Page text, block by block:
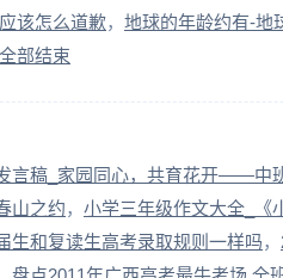
该怎么道歉
地球的年龄约有-地
部结束
言稿_家园同心，共育花开——中
山之约
小学三年级作文大全_《
生和复读生高考录取规则一样吗